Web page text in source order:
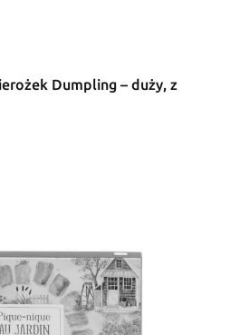
Dumpling – duży, z